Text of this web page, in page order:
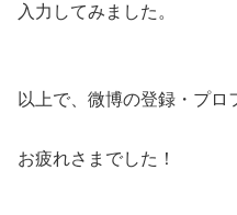
入力してみました。
以上で、微博の登録・プロ
お疲れさまでした！